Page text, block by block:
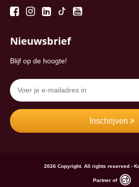
Nieuwsbrief
Blijf op de hoogte!
Inschrijven
2026 Copyright. All rights reserved -
Partner of